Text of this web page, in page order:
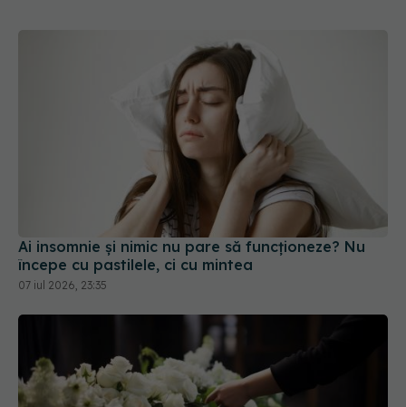
Ai insomnie și nimic nu pare să funcționeze? Nu
începe cu pastilele, ci cu mintea
07 iul 2026, 23:35